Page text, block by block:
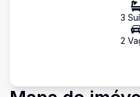
3
2